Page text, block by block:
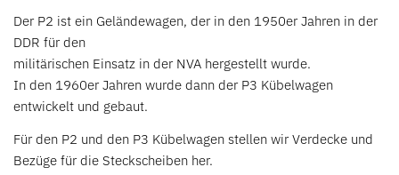
Der P2 ist ein Geländewagen, der in den 1950er Jahren in der
DDR für den
militärischen Einsatz in der NVA hergestellt wurde.
In den 1960er Jahren wurde dann der P3 Kübelwagen
entwickelt und gebaut.
Für den P2 und den P3 Kübelwagen stellen wir Verdecke und
Bezüge für die Steckscheiben her.